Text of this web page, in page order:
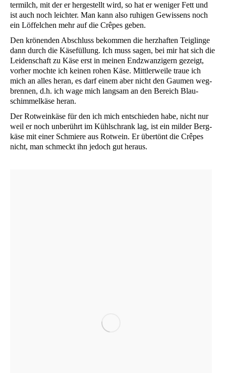
ter­milch, mit der er her­ge­stellt wird, so hat er weni­ger Fett und
ist auch noch leich­ter. Man kann also ruhi­gen Gewis­sens noch
ein Löf­fel­chen mehr auf die Crê­pes geben.
Den krö­nen­den Abschluss bekom­men die herz­haf­ten Teig­lin­ge
dann durch die Käse­fül­lung. Ich muss sagen, bei mir hat sich die
Lei­den­schaft zu Käse erst in mei­nen End­zwan­zi­gern gezeigt,
vor­her moch­te ich kei­nen rohen Käse. Mitt­ler­wei­le traue ich
mich an alles her­an, es darf einem aber nicht den Gau­men weg­
bren­nen, d.h. ich wage mich lang­sam an den Bereich Blau­
schim­mel­kä­se heran.
Der Rot­wein­kä­se für den ich mich ent­schie­den habe, nicht nur
weil er noch unbe­rührt im Kühl­schrank lag, ist ein mil­der Berg­
kä­se mit einer Schmie­re aus Rot­wein. Er über­tönt die Crê­pes
nicht, man schmeckt ihn jedoch gut heraus.